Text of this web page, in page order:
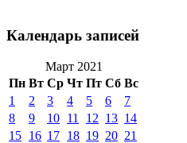
Календарь записей
Март 2021
Пн Вт Ср Чт Пт Сб Вс
1 2 3 4 5 6
7
8
9 10 11 12 13 14
15 16 17 18 19 20 21